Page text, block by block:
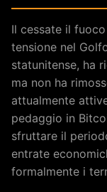
Il cessate il
tensione nel
statunitense, ha
ma non ha
attualmente
pedaggio in
sfruttare il
entrate
formalmente i